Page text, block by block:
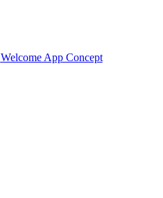
Welcome App Concept